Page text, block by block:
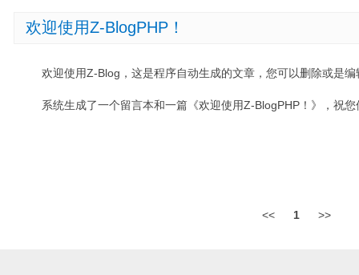
欢迎使用Z-BlogPHP！
欢迎使用Z-Blog，这是程序自动生成的文章，您可以删除或是编
系统生成了一个留言本和一篇《欢迎使用Z-BlogPHP！》，祝
<< 1 >>